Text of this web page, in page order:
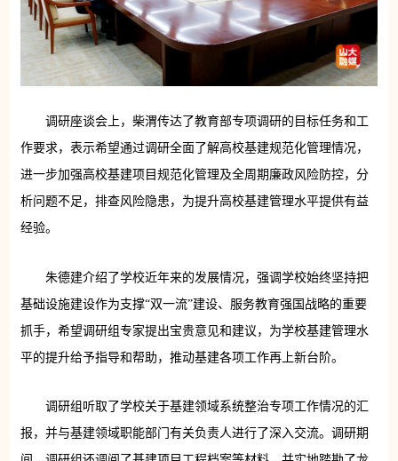
调研座谈会上，柴渭传达了教育部专项调研的目标任务和工
作要求，表示希望通过调研全面了解高校基建规范化管理情况，
进一步加强高校基建项目规范化管理及全周期廉政风险防控，分
析问题不足，排查风险隐患，为提升高校基建管理水平提供有益
经验。
朱德建介绍了学校近年来的发展情况，强调学校始终坚持把
基础设施建设作为支撑“双一流”建设、服务教育强国战略的重要
抓手，希望调研组专家提出宝贵意见和建议，为学校基建管理水
平的提升给予指导和帮助，推动基建各项工作再上新台阶。
调研组听取了学校关于基建领域系统整治专项工作情况的汇
报，并与基建领域职能部门有关负责人进行了深入交流。调研期